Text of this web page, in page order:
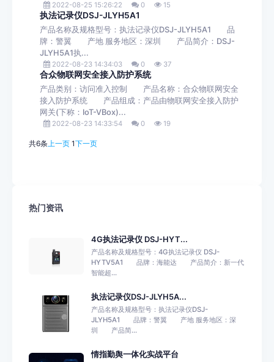
2022-08-25 15:26:22 0 15
执法记录仪DSJ-JLYH5A1
产品名称及规格型号：执法记录仪DSJ-JLYH5A1 品
牌：警翼 产地 服务地区：深圳 产品简介：DSJ-
JLYH5A1执...
2022-08-23 14:34:03 0 37
合众物联网安全接入防护系统
产品类别：访问准入控制 产品名称：合众物联网安全
接入防护系统 产品组成：产品由物联网安全接入防护
网关(下称：IoT-VBox)...
2022-08-23 14:33:54 0 19
共6条上一页 1下一页
热门资讯
4G执法记录仪 DSJ-HYT...
产品名称及规格型号：4G执法记录仪 DSJ-
HYTV5A1 品牌：海能达 产品简介：新一代
智能超...
执法记录仪DSJ-JLYH5A...
产品名称及规格型号：执法记录仪DSJ-
JLYH5A1 品牌：警翼 产地 服务地区：深
圳 产品简...
情指勤舆一体化实战平台